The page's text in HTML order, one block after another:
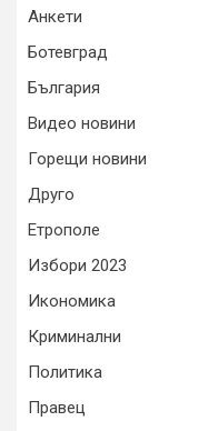
Анкети
Ботевград
България
Видео новини
Горещи новини
Друго
Етрополе
Избори 2023
Икономика
Криминални
Политика
Правец